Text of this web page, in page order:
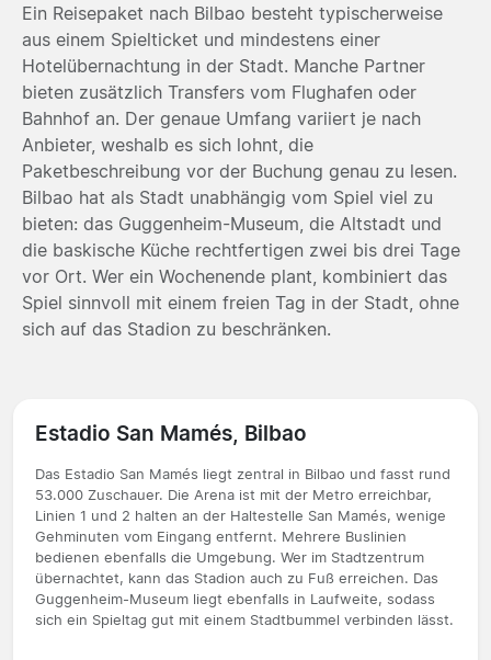
Ein Reisepaket nach Bilbao besteht typischerweise
aus einem Spielticket und mindestens einer
Hotelübernachtung in der Stadt. Manche Partner
bieten zusätzlich Transfers vom Flughafen oder
Bahnhof an. Der genaue Umfang variiert je nach
Anbieter, weshalb es sich lohnt, die
Paketbeschreibung vor der Buchung genau zu lesen.
Bilbao hat als Stadt unabhängig vom Spiel viel zu
bieten: das Guggenheim-Museum, die Altstadt und
die baskische Küche rechtfertigen zwei bis drei Tage
vor Ort. Wer ein Wochenende plant, kombiniert das
Spiel sinnvoll mit einem freien Tag in der Stadt, ohne
sich auf das Stadion zu beschränken.
Estadio San Mamés, Bilbao
Das Estadio San Mamés liegt zentral in Bilbao und fasst rund
53.000 Zuschauer. Die Arena ist mit der Metro erreichbar,
Linien 1 und 2 halten an der Haltestelle San Mamés, wenige
Gehminuten vom Eingang entfernt. Mehrere Buslinien
bedienen ebenfalls die Umgebung. Wer im Stadtzentrum
übernachtet, kann das Stadion auch zu Fuß erreichen. Das
Guggenheim-Museum liegt ebenfalls in Laufweite, sodass
sich ein Spieltag gut mit einem Stadtbummel verbinden lässt.